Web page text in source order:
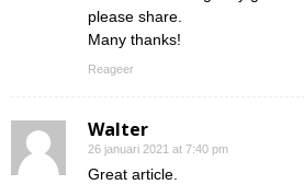
please share.
Many thanks!
Reageer
Walter
26 januari 2021 at 7:40 pm
Great article.